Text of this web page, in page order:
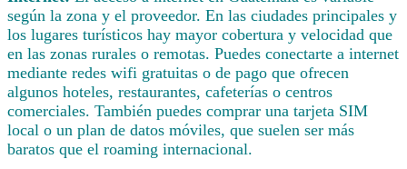
según la zona y el proveedor. En las ciudades principales y
los lugares turísticos hay mayor cobertura y velocidad que
en las zonas rurales o remotas. Puedes conectarte a internet
mediante redes wifi gratuitas o de pago que ofrecen
algunos hoteles, restaurantes, cafeterías o centros
comerciales. También puedes comprar una tarjeta SIM
local o un plan de datos móviles, que suelen ser más
baratos que el roaming internacional.